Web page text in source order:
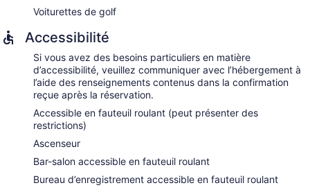
Voiturettes de golf
Accessibilité
Si vous avez des besoins particuliers en matière
d’accessibilité, veuillez communiquer avec l’hébergement à
l’aide des renseignements contenus dans la confirmation
reçue après la réservation.
Accessible en fauteuil roulant (peut présenter des
restrictions)
Ascenseur
Bar-salon accessible en fauteuil roulant
Bureau d’enregistrement accessible en fauteuil roulant